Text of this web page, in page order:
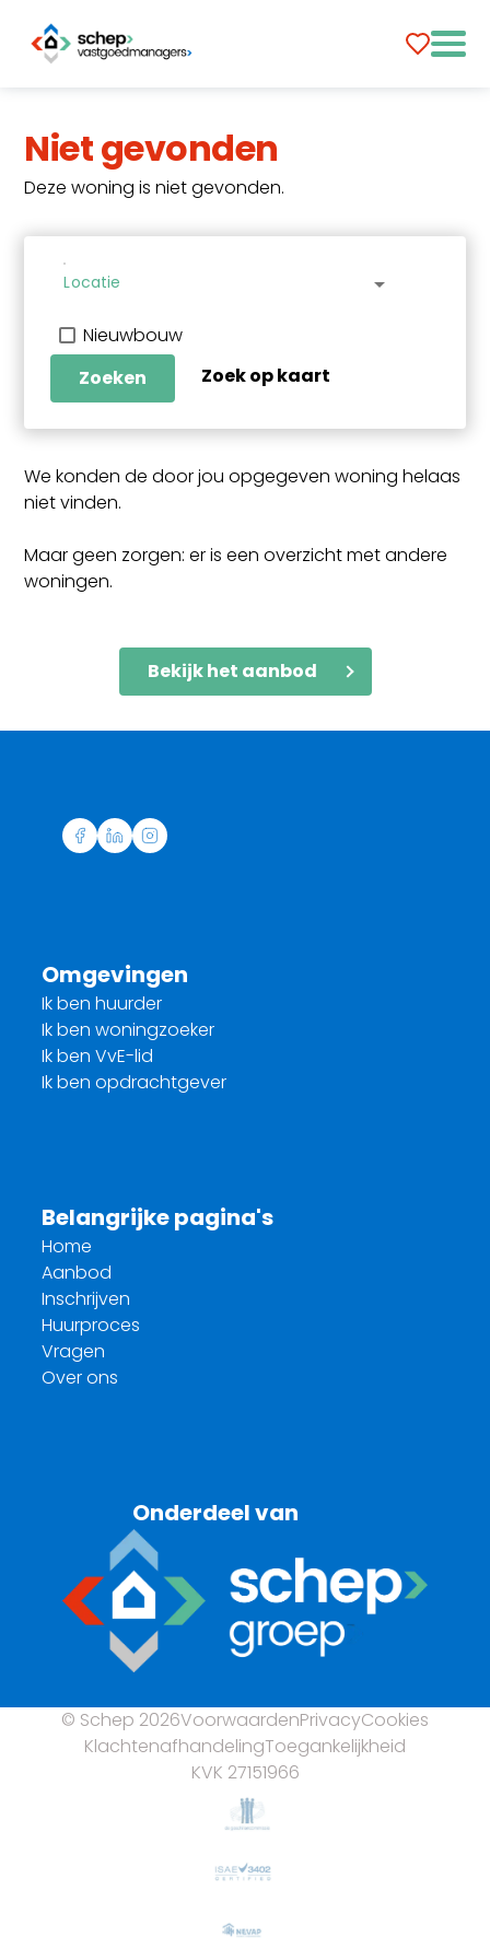
Niet gevonden
Deze woning is niet gevonden.
Locatie arrow_drop_down
Nieuwbouw
Zoeken
Zoek op kaart
We konden de door jou opgegeven woning helaas
niet vinden.
Maar geen zorgen: er is een overzicht met andere
woningen.
Bekijk het aanbod
Omgevingen
Ik ben huurder
Ik ben woningzoeker
Ik ben VvE-lid
Ik ben opdrachtgever
Belangrijke pagina's
Home
Aanbod
Inschrijven
Huurproces
Vragen
Over ons
Onderdeel van
© Schep 2026VoorwaardenPrivacyCookies
KlachtenafhandelingToegankelijkheid
KVK 27151966